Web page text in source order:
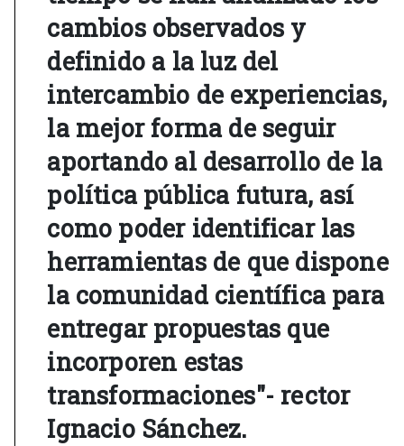
cambios observados y
definido a la luz del
intercambio de experiencias,
la mejor forma de seguir
aportando al desarrollo de la
política pública futura, así
como poder identificar las
herramientas de que dispone
la comunidad científica para
entregar propuestas que
incorporen estas
transformaciones"- rector
Ignacio Sánchez.